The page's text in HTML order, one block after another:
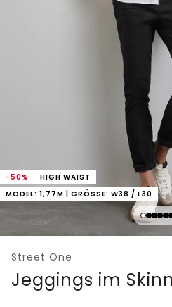
-50%
HIGH WAIST
MODEL: 1,77M | GRÖSSE: W38 / L30
Street One
Jeggings im